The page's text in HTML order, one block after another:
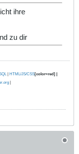
ihre
zu dir
| HTML/JS/CSS[color=red] |